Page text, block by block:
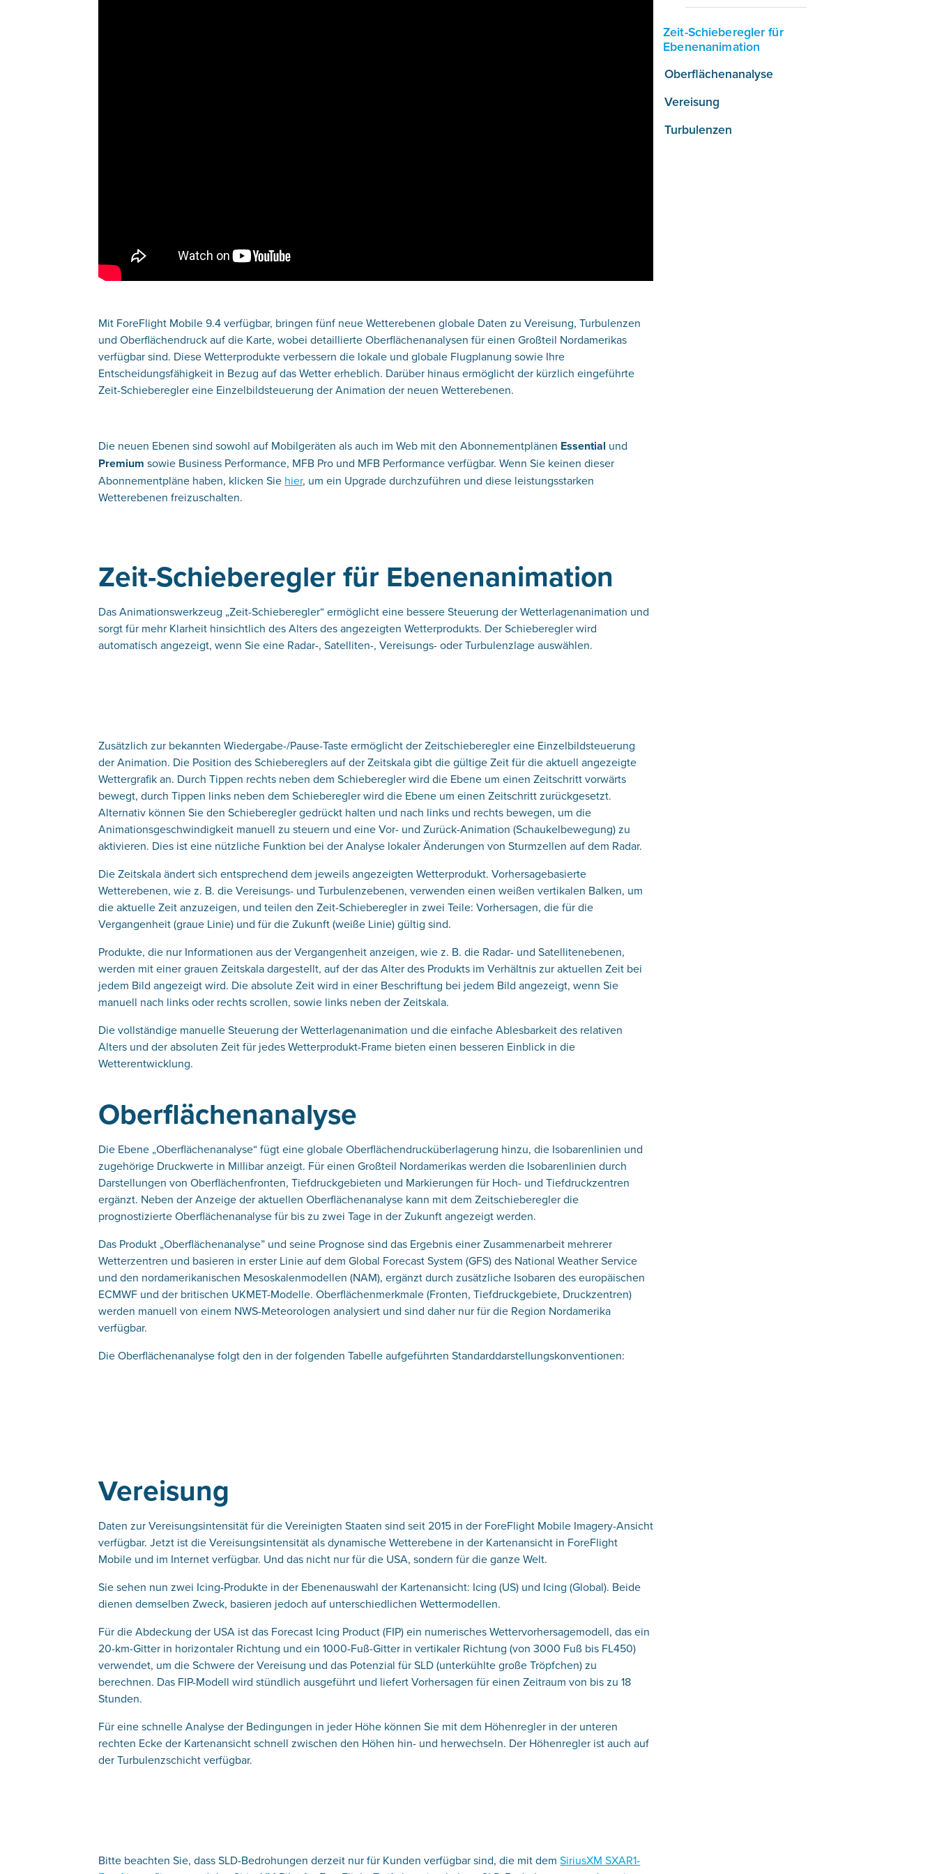
Mit ForeFlight Mobile 9.4 verfügbar, bringen fünf neue Wetterebenen globale Daten zu Vereisung, Turbulenzen
und Oberflächendruck auf die Karte, wobei detaillierte Oberflächenanalysen für einen Großteil Nordamerikas
verfügbar sind. Diese Wetterprodukte verbessern die lokale und globale Flugplanung sowie Ihre
Entscheidungsfähigkeit in Bezug auf das Wetter erheblich. Darüber hinaus ermöglicht der kürzlich eingeführte
Zeit-Schieberegler eine Einzelbildsteuerung der Animation der neuen Wetterebenen.
Die neuen Ebenen sind sowohl auf Mobilgeräten als auch im Web mit den Abonnementplänen Essential und
Premium sowie Business Performance, MFB Pro und MFB Performance verfügbar. Wenn Sie keinen dieser
Abonnementpläne haben, klicken Sie hier, um ein Upgrade durchzuführen und diese leistungsstarken
Wetterebenen freizuschalten.
Zeit-Schieberegler für Ebenenanimation
Das Animationswerkzeug „Zeit-Schieberegler“ ermöglicht eine bessere Steuerung der Wetterlagenanimation und
sorgt für mehr Klarheit hinsichtlich des Alters des angezeigten Wetterprodukts. Der Schieberegler wird
automatisch angezeigt, wenn Sie eine Radar-, Satelliten-, Vereisungs- oder Turbulenzlage auswählen.
Zusätzlich zur bekannten Wiedergabe-/Pause-Taste ermöglicht der Zeitschieberegler eine Einzelbildsteuerung
der Animation. Die Position des Schiebereglers auf der Zeitskala gibt die gültige Zeit für die aktuell angezeigte
Wettergrafik an. Durch Tippen rechts neben dem Schieberegler wird die Ebene um einen Zeitschritt vorwärts
bewegt, durch Tippen links neben dem Schieberegler wird die Ebene um einen Zeitschritt zurückgesetzt.
Alternativ können Sie den Schieberegler gedrückt halten und nach links und rechts bewegen, um die
Animationsgeschwindigkeit manuell zu steuern und eine Vor- und Zurück-Animation (Schaukelbewegung) zu
aktivieren. Dies ist eine nützliche Funktion bei der Analyse lokaler Änderungen von Sturmzellen auf dem Radar.
Die Zeitskala ändert sich entsprechend dem jeweils angezeigten Wetterprodukt. Vorhersagebasierte
Wetterebenen, wie z. B. die Vereisungs- und Turbulenzebenen, verwenden einen weißen vertikalen Balken, um
die aktuelle Zeit anzuzeigen, und teilen den Zeit-Schieberegler in zwei Teile: Vorhersagen, die für die
Vergangenheit (graue Linie) und für die Zukunft (weiße Linie) gültig sind.
Produkte, die nur Informationen aus der Vergangenheit anzeigen, wie z. B. die Radar- und Satellitenebenen,
werden mit einer grauen Zeitskala dargestellt, auf der das Alter des Produkts im Verhältnis zur aktuellen Zeit bei
jedem Bild angezeigt wird. Die absolute Zeit wird in einer Beschriftung bei jedem Bild angezeigt, wenn Sie
manuell nach links oder rechts scrollen, sowie links neben der Zeitskala.
Die vollständige manuelle Steuerung der Wetterlagenanimation und die einfache Ablesbarkeit des relativen
Alters und der absoluten Zeit für jedes Wetterprodukt-Frame bieten einen besseren Einblick in die
Wetterentwicklung.
Oberflächenanalyse
Die Ebene „Oberflächenanalyse“ fügt eine globale Oberflächendrucküberlagerung hinzu, die Isobarenlinien und
zugehörige Druckwerte in Millibar anzeigt. Für einen Großteil Nordamerikas werden die Isobarenlinien durch
Darstellungen von Oberflächenfronten, Tiefdruckgebieten und Markierungen für Hoch- und Tiefdruckzentren
ergänzt. Neben der Anzeige der aktuellen Oberflächenanalyse kann mit dem Zeitschieberegler die
prognostizierte Oberflächenanalyse für bis zu zwei Tage in der Zukunft angezeigt werden.
Das Produkt „Oberflächenanalyse” und seine Prognose sind das Ergebnis einer Zusammenarbeit mehrerer
Wetterzentren und basieren in erster Linie auf dem Global Forecast System (GFS) des National Weather Service
und den nordamerikanischen Mesoskalenmodellen (NAM), ergänzt durch zusätzliche Isobaren des europäischen
ECMWF und der britischen UKMET-Modelle. Oberflächenmerkmale (Fronten, Tiefdruckgebiete, Druckzentren)
werden manuell von einem NWS-Meteorologen analysiert und sind daher nur für die Region Nordamerika
verfügbar.
Die Oberflächenanalyse folgt den in der folgenden Tabelle aufgeführten Standarddarstellungskonventionen:
Vereisung
Daten zur Vereisungsintensität für die Vereinigten Staaten sind seit 2015 in der ForeFlight Mobile Imagery-Ansicht
verfügbar. Jetzt ist die Vereisungsintensität als dynamische Wetterebene in der Kartenansicht in ForeFlight
Mobile und im Internet verfügbar. Und das nicht nur für die USA, sondern für die ganze Welt.
Sie sehen nun zwei Icing-Produkte in der Ebenenauswahl der Kartenansicht: Icing (US) und Icing (Global). Beide
dienen demselben Zweck, basieren jedoch auf unterschiedlichen Wettermodellen.
Für die Abdeckung der USA ist das Forecast Icing Product (FIP) ein numerisches Wettervorhersagemodell, das ein
20-km-Gitter in horizontaler Richtung und ein 1000-Fuß-Gitter in vertikaler Richtung (von 3000 Fuß bis FL450)
verwendet, um die Schwere der Vereisung und das Potenzial für SLD (unterkühlte große Tröpfchen) zu
berechnen. Das FIP-Modell wird stündlich ausgeführt und liefert Vorhersagen für einen Zeitraum von bis zu 18
Stunden.
Für eine schnelle Analyse der Bedingungen in jeder Höhe können Sie mit dem Höhenregler in der unteren
rechten Ecke der Kartenansicht schnell zwischen den Höhen hin- und herwechseln. Der Höhenregler ist auch auf
der Turbulenzschicht verfügbar.
Bitte beachten Sie, dass SLD-Bedrohungen derzeit nur für Kunden verfügbar sind, die mit demSiriusXM SXAR1-
Zeit-Schieberegler für
Ebenenanimation
Oberflächenanalyse
Vereisung
Turbulenzen